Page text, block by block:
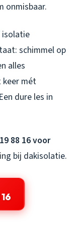
onmisbaar.
isolatie
schimmel op
alles
keer mét
dure les in
88 16 voor
bij dakisolatie.